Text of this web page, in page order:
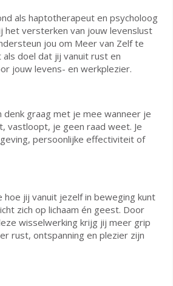
als haptotherapeut en psycholoog
het versterken van jouw levenslust
jou om Meer van Zelf te
doel dat jij vanuit rust en
jouw levens- en werkplezier.
denk graag met je mee wanneer je
vastloopt, je geen raad weet. Je
persoonlijke effectiviteit of
hoe jij vanuit jezelf in beweging kunt
zich op lichaam én geest. Door
wisselwerking krijg jij meer grip
rust, ontspanning en plezier zijn